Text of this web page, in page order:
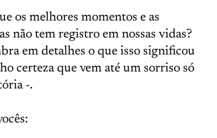
os melhores momentos e as
não tem registro em nossas vidas?
em detalhes o que isso significou
certeza que vem até um sorriso só
-.